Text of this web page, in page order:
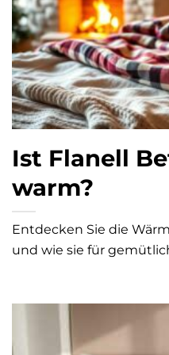
Ist Flanell
warm?
Entdecken Sie die
und wie sie für